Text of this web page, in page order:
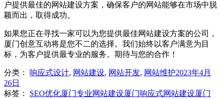
户提供最佳的网站建设方案，确保客户的网站能够在市场中脱
颖而出，取得成功。
如果您正在寻找一家可以为您提供最佳网站建设方案的公司，
厦门创意互动将是您不二的选择。我们始终以客户满意为目
标，为客户提供最专业的服务。期待与您的合作！
分类： 响应式设计, 网站建设, 网站开发, 网站维护2023年4月
26日
标签： SEO优化厦门专业网站建设厦门响应式网站建设厦门